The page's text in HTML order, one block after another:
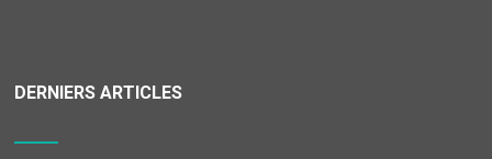
DERNIERS ARTICLES